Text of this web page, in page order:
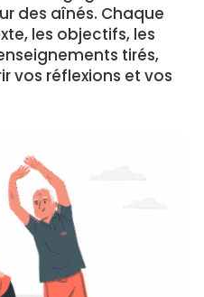
des aînés. Chaque
les objectifs, les
tirés,
vos réflexions et vos